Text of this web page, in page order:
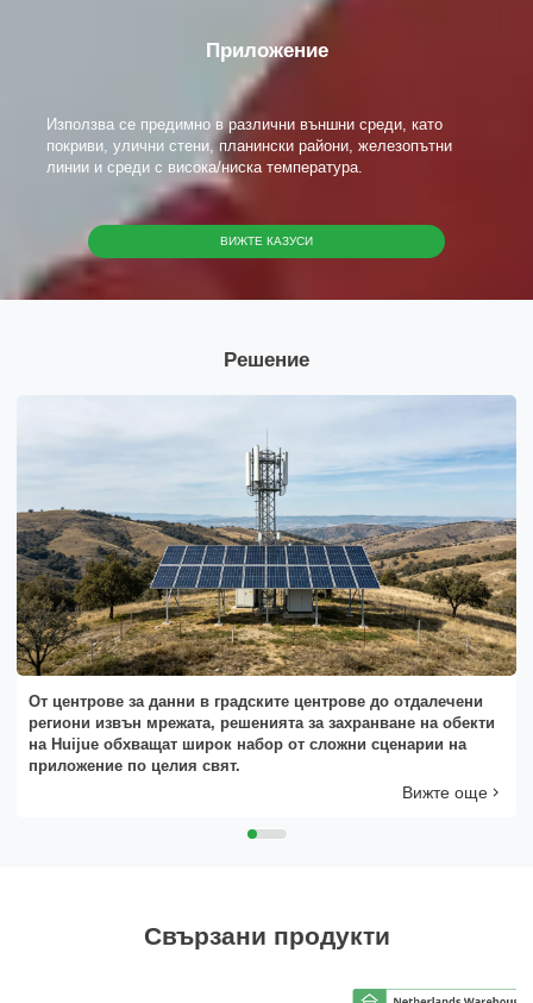
Приложение
Използва се предимно в различни външни среди, като
покриви, улични стени, планински райони, железопътни
линии и среди с висока/ниска температура.
ВИЖТЕ КАЗУСИ
Решение
От центрове за данни в градските центрове до отдалечени
региони извън мрежата, решенията за захранване на обекти
на Huijue обхващат широк набор от сложни сценарии на
приложение по целия свят.
Вижте още
Свързани продукти
Изпрати